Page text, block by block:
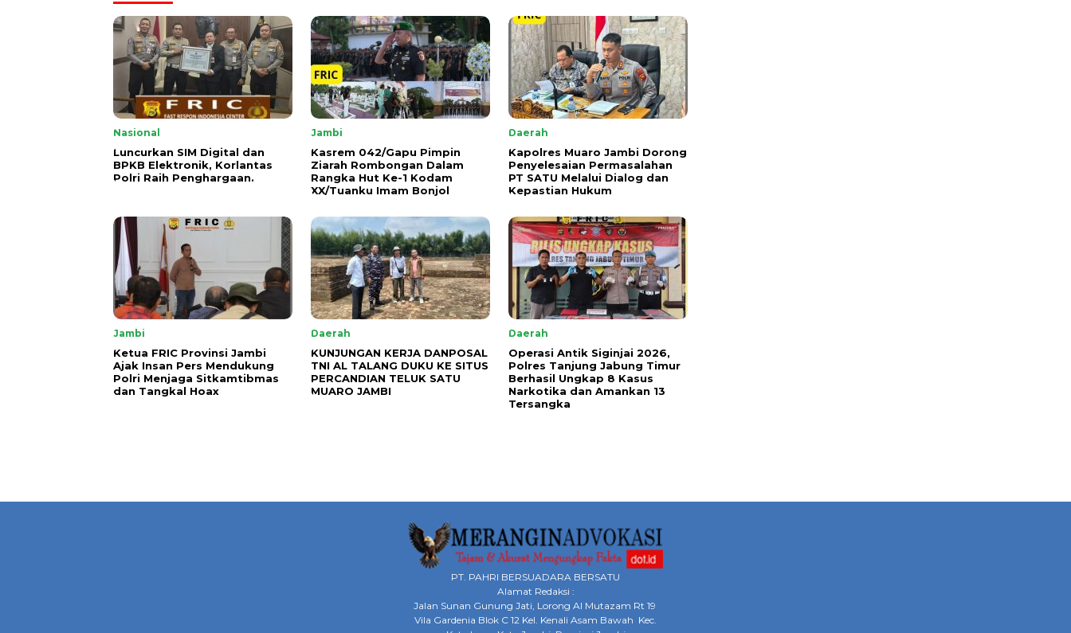
Nasional
Luncurkan SIM Digital dan
BPKB Elektronik, Korlantas
Polri Raih Penghargaan.
Jambi
Kasrem 042/Gapu Pimpin
Ziarah Rombongan Dalam
Rangka Hut Ke-1 Kodam
XX/Tuanku Imam Bonjol
Daerah
Kapolres Muaro Jambi Dorong
Penyelesaian Permasalahan
PT SATU Melalui Dialog dan
Kepastian Hukum
Jambi
Ketua FRIC Provinsi Jambi
Ajak Insan Pers Mendukung
Polri Menjaga Sitkamtibmas
dan Tangkal Hoax
Daerah
KUNJUNGAN KERJA DANPOSAL
TNI AL TALANG DUKU KE SITUS
PERCANDIAN TELUK SATU
MUARO JAMBI
Daerah
Operasi Antik Siginjai 2026,
Polres Tanjung Jabung Timur
Berhasil Ungkap 8 Kasus
Narkotika dan Amankan 13
Tersangka
PT. PAHRI BERSUADARA BERSATU
Alamat Redaksi :
Jalan Sunan Gunung Jati, Lorong Al Mutazam Rt 19
Vila Gardenia Blok C 12 Kel. Kenali Asam Bawah Kec.